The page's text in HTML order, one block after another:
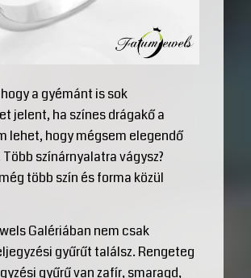
a gyémánt is sok
jelent, ha színes drágakő a
lehet, hogy mégsem elegendő
színárnyalatra vágysz?
több szín és forma közül
Galériában nem csak
gyűrűt találsz. Rengeteg
gyűrű van zafír, smaragd,